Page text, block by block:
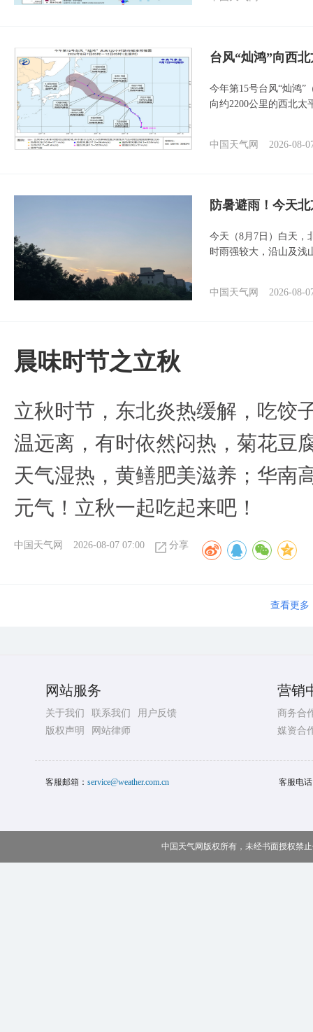
台风“灿鸿”向西
今年第15号台风“灿鸿”
向约2200公里的西北太
中国天气网 2026-08-
防暑避雨！今天
今天（8月7日）白天，
时雨强较大，沿山及浅
中国天气网 2026-08-
晨味时节之立秋
立秋时节，东北炎热缓解，吃饺
温远离，有时依然闷热，菊花豆
天气湿热，黄鳝肥美滋养；华南
元气！立秋一起吃起来吧！
中国天气网 2026-08-07 07:00 分享
查看更多
网站服务
关于我们 联系我们
用户反馈
版权声明
网站律师
营销
商务合
媒资合
客服邮箱： service@weather.com.cn 客服电
中国天气网版权所有，未经书面授权